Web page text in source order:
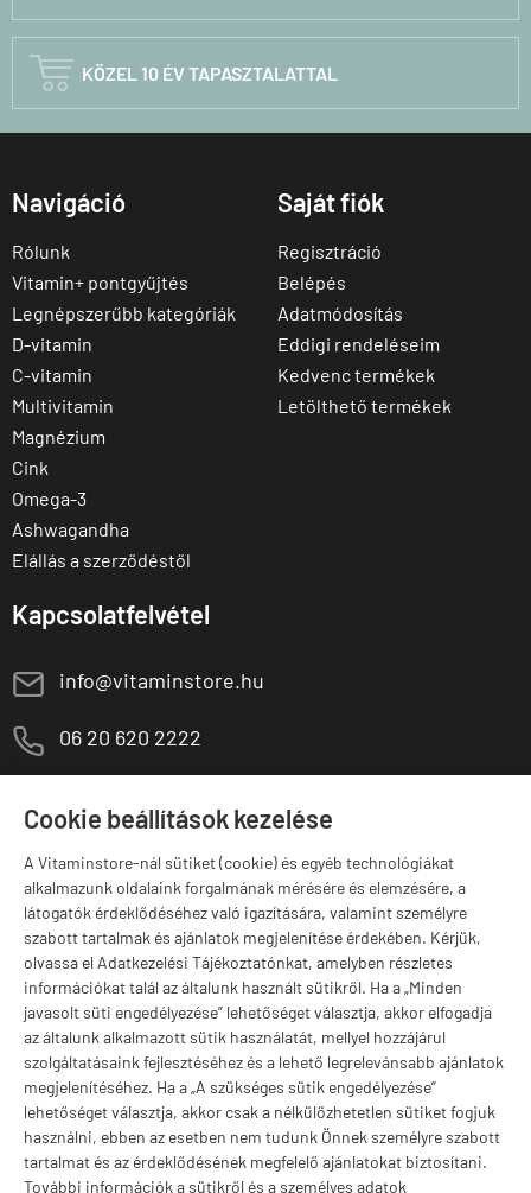
Cookie beállítások kezelése
A Vitaminstore-nál sütiket (cookie) és egyéb technológiákat
alkalmazunk oldalaink forgalmának mérésére és elemzésére, a
látogatók érdeklődéséhez való igazítására, valamint személyre
szabott tartalmak és ajánlatok megjelenítése érdekében. Kérjük,
olvassa el Adatkezelési Tájékoztatónkat, amelyben részletes
információkat talál az általunk használt sütikről. Ha a „Minden
javasolt süti engedélyezése” lehetőséget választja, akkor elfogadja
az általunk alkalmazott sütik használatát, mellyel hozzájárul
szolgáltatásaink fejlesztéséhez és a lehető legrelevánsabb ajánlatok
megjelenítéséhez. Ha a „A szükséges sütik engedélyezése”
lehetőséget választja, akkor csak a nélkülözhetetlen sütiket fogjuk
használni, ebben az esetben nem tudunk Önnek személyre szabott
tartalmat és az érdeklődésének megfelelő ajánlatokat biztosítani.
További információk a sütikről és a személyes adatok
 KÖZEL 10 ÉV TAPASZTALATTAL
Navigáció
Rólunk
Vitamin+ pontgyűjtés
Legnépszerűbb kategóriák
D-vitamin
C-vitamin
Multivitamin
Magnézium
Cink
Omega-3
Ashwagandha
Elállás a szerződéstől
Saját fiók
Regisztráció
Belépés
Adatmódosítás
Eddigi rendeléseim
Kedvenc termékek
Letölthető termékek
Kapcsolatfelvétel
E info@vitaminstore.hu
M 06 20 620 2222
Szugló u. 83-85.
Márkák
Valuta választás